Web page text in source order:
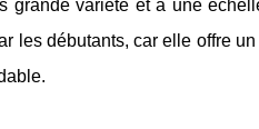
grande variété et à une
les débutants, car elle offre un